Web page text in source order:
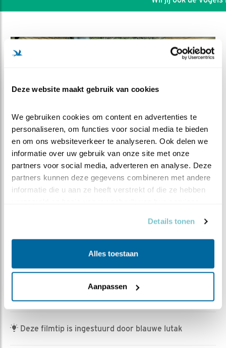
Deze website maakt gebruik van cookies
We gebruiken cookies om content en advertenties te
personaliseren, om functies voor social media te bieden
en om ons websiteverkeer te analyseren. Ook delen we
informatie over uw gebruik van onze site met onze
partners voor social media, adverteren en analyse. Deze
partners kunnen deze gegevens combineren met andere
informatie die u aan ze heeft verstrekt of die ze hebben
Details tonen
Alles toestaan
Aanpassen
DEEL DIT FILMPJE
Rebeka Kulcsar | Geplaatst op 29 april 2023, 0:00 |
Vind ik leuk| Bewaar dit filmpje|
424x
Het vijfde ei werd gelegd. Vlak daarna kregen we een
korte blik op het kersverse eitje en wat later waren al
de 5 eitjes goed te zien. Gaan onze koolmezen
Deze filmtip is ingestuurd door blauwe lutak